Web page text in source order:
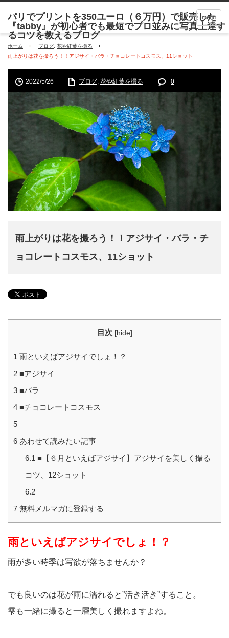
menu
ホーム ブログ 花や紅葉を撮る
雨上がりは花を撮ろう！！アジサイ・バラ・チョコレートコスモス、11ショット
2022/5/26 ブログ, 花や紅葉を撮る 0
雨上がりは花を撮ろう！！アジサイ・バラ・チ
ョコレートコスモス、11ショット
目次 [hide]
1 雨といえばアジサイでしょ！？
2 ■アジサイ
3 ■バラ
4 ■チョコレートコスモス
5
6 あわせて読みたい記事
6.1 ■【６月といえばアジサイ】アジサイを美しく撮る
コツ、12ショット
6.2
7 無料メルマガに登録する
雨といえばアジサイでしょ！？
雨が多い時季は写欲が落ちませんか？
でも良いのは花が雨に濡れると”活き活き”すること。
雫も一緒に撮ると一層美しく撮れますよね。